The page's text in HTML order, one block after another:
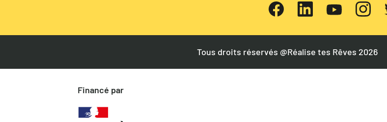
Tous droits réservés @Réalise tes Rêves 2026
Financé par